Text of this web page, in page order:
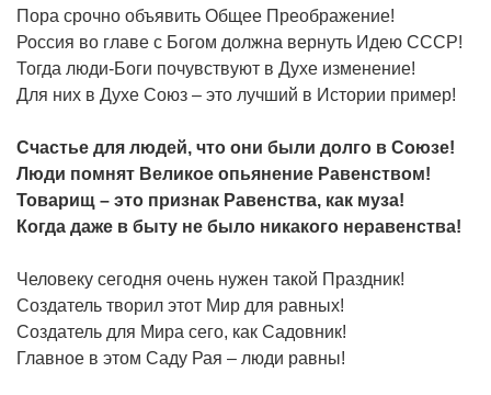
Пора срочно объявить Общее Преображение!
Россия во главе с Богом должна вернуть Идею СССР!
Тогда люди-Боги почувствуют в Духе изменение!
Для них в Духе Союз – это лучший в Истории пример!
Счастье для людей, что они были долго в Союзе!
Люди помнят Великое опьянение Равенством!
Товарищ – это признак Равенства, как муза!
Когда даже в быту не было никакого неравенства!
Человеку сегодня очень нужен такой Праздник!
Создатель творил этот Мир для равных!
Создатель для Мира сего, как Садовник!
Главное в этом Саду Рая – люди равны!